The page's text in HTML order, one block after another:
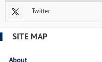
Twitter
SITE MAP
About